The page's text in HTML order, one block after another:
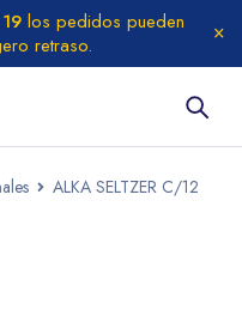
los pedidos pueden
retraso.
ALKA SELTZER C/12